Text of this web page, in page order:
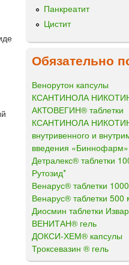
Панкреатит
Цистит
Обязательно
Венорутон капсулы
КСАНТИНОЛА
АКТОВЕГИН® таблетки
КСАНТИНОЛА
внутривенного и
введения «Биннофарм»
Детралекс® таблетки
Рутозид*
Венарус® таблетки
Венарус® таблетки 500
Диосмин таблетки
ВЕНИТАН® гель
ДОКСИ-ХЕМ® капсулы
Троксевазин ® гель